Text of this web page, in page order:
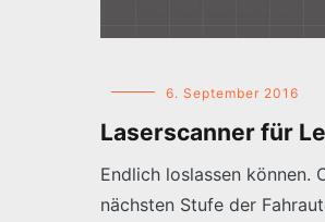
6. September 2016
Laserscanner für
Endlich loslassen
nächsten Stufe der